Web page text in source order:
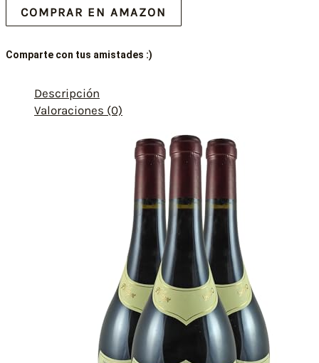
COMPRAR EN AMAZON
Comparte con tus amistades :)
Descripción
Valoraciones (0)